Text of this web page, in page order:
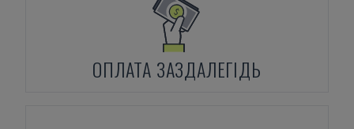
ОПЛАТА ЗАЗДАЛЕГІДЬ